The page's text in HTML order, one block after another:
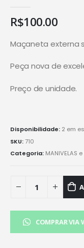
R$100.00
Maçaneta externa
Peça nova de
Preço de unidade.
Disponibilidade: 2 em
SKU:710
Categoria: MANIVELAS
COMPRAR VIA